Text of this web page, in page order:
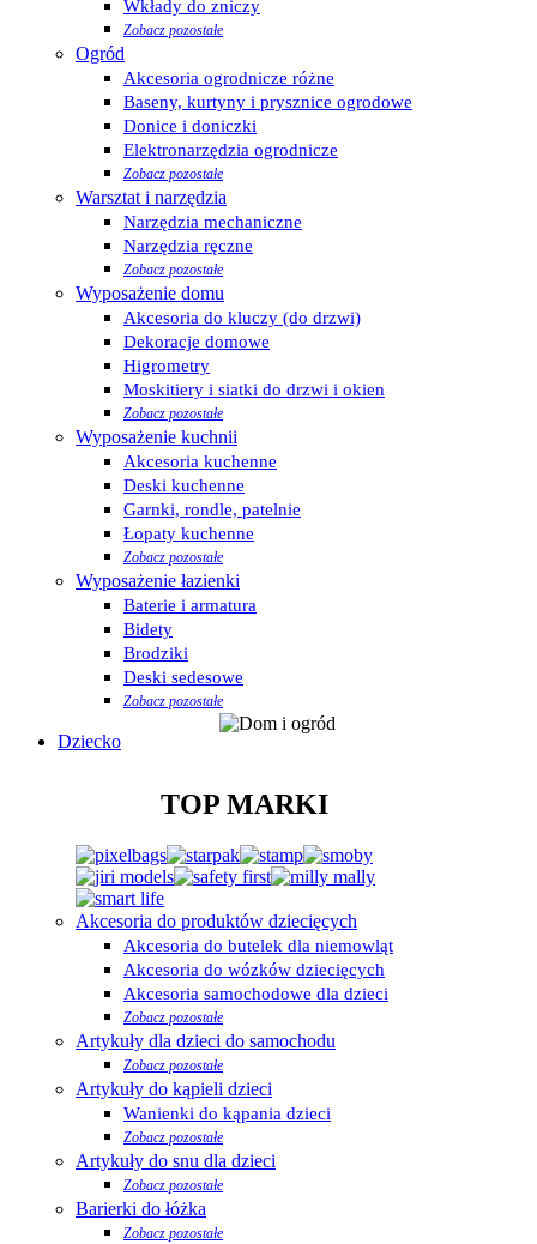
Wkłady do zniczy
Zobacz pozostałe
Ogród
Akcesoria ogrodnicze różne
Baseny, kurtyny i prysznice ogrodowe
Donice i doniczki
Elektronarzędzia ogrodnicze
Zobacz pozostałe
Warsztat i narzędzia
Narzędzia mechaniczne
Narzędzia ręczne
Zobacz pozostałe
Wyposażenie domu
Akcesoria do kluczy (do drzwi)
Dekoracje domowe
Higrometry
Moskitiery i siatki do drzwi i okien
Zobacz pozostałe
Wyposażenie kuchnii
Akcesoria kuchenne
Deski kuchenne
Garnki, rondle, patelnie
Łopaty kuchenne
Zobacz pozostałe
Wyposażenie łazienki
Baterie i armatura
Bidety
Brodziki
Deski sedesowe
Zobacz pozostałe
Dziecko
TOP MARKI
Akcesoria do produktów dziecięcych
Akcesoria do butelek dla niemowląt
Akcesoria do wózków dziecięcych
Akcesoria samochodowe dla dzieci
Zobacz pozostałe
Artykuły dla dzieci do samochodu
Zobacz pozostałe
Artykuły do kąpieli dzieci
Wanienki do kąpania dzieci
Zobacz pozostałe
Artykuły do snu dla dzieci
Zobacz pozostałe
Barierki do łóżka
Zobacz pozostałe